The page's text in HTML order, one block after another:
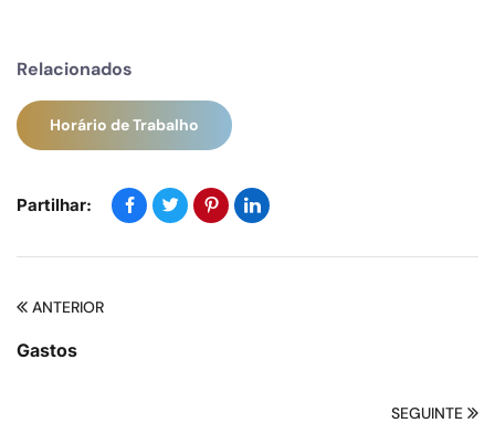
Relacionados
Horário de Trabalho
Partilhar:
ANTERIOR
Gastos
SEGUINTE